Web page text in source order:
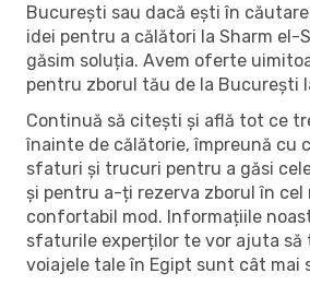
București sau dacă ești în
idei pentru a călători la Sharm el-
găsim soluția. Avem oferte
pentru zborul tău de la București
Continuă să citești și află tot ce
înainte de călătorie, împreună cu
sfaturi și trucuri pentru a găsi
și pentru a-ți rezerva zborul în cel
confortabil mod. Informațiile
sfaturile experților te vor ajuta să
voiajele tale în Egipt sunt cât mai